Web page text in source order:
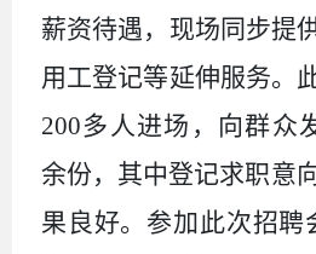
薪资待遇，现场同步提
用工登记等延伸服务。
200多人进场，向群众
余份，其中登记求职意
果良好。参加此次招聘